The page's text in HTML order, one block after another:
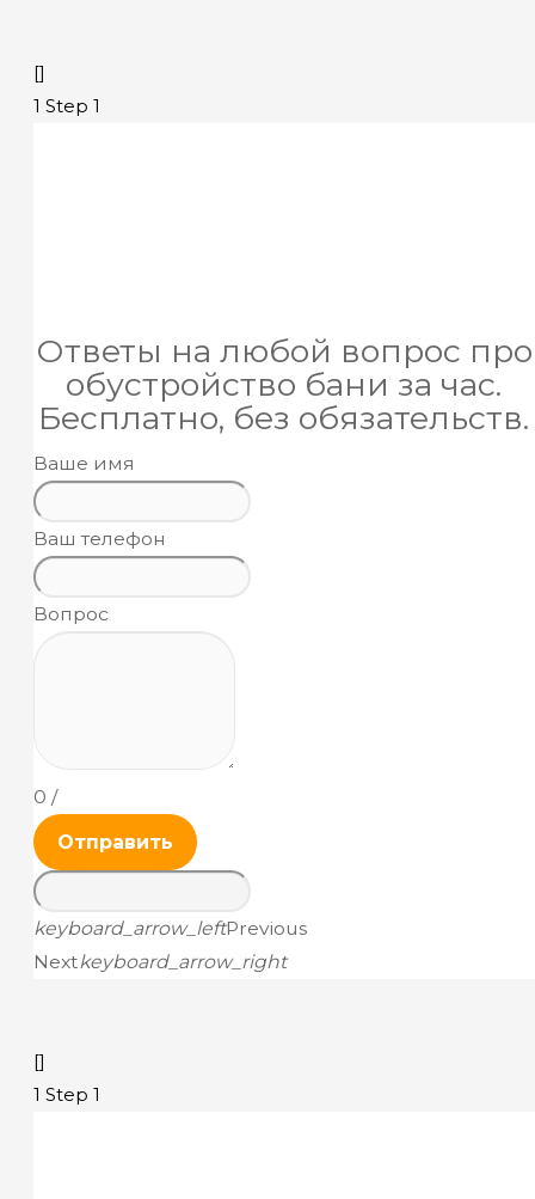
[]
1 Step 1
Ответы на любой вопрос про
обустройство бани за час.
Бесплатно, без обязательств.
Ваше имя
Ваш телефон
Вопрос
0 /
Отправить
keyboard_arrow_leftPrevious
Nextkeyboard_arrow_right
[]
1 Step 1